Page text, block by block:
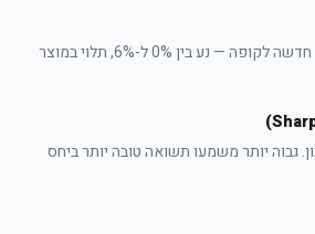
אחוז שנגבה מכל הפקדה חדשה לקופה — נע בין 0% ל-6%, תלוי במוצר
גבוה יותר משמעו תשואה טובה יותר ביחס